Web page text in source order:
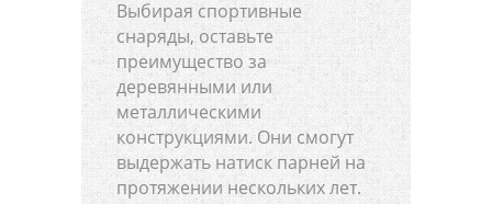
Выбирая спортивные
снаряды, оставьте
преимущество за
деревянными или
металлическими
конструкциями. Они смогут
выдержать натиск парней на
протяжении нескольких лет.